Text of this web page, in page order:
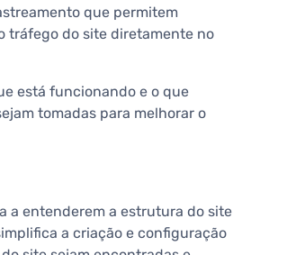
que permitem
tráfego do site diretamente no
está funcionando e o que
tomadas para melhorar o
a entenderem a estrutura do site
a criação e configuração